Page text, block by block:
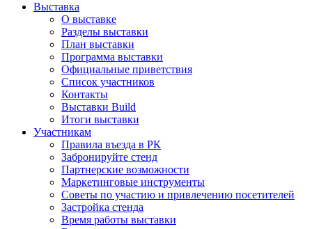
Выставка
О выставке
Разделы выставки
План выставки
Программа выставки
Официальные приветствия
Cписок участников
Контакты
Выставки Build
Итоги выставки
Участникам
Правила въезда в РК
Забронируйте стенд
Партнерские возможности
Маркетинговые инструменты
Советы по участию и привлечению посетителей
Застройка стенда
Время работы выставки